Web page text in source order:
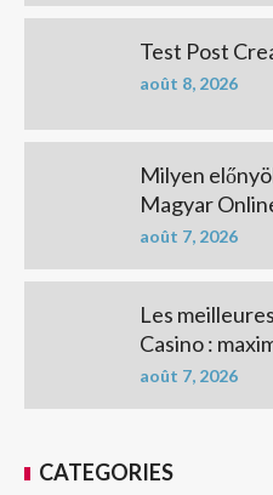
Test Post
août 8, 2026
Milyen
Magyar
août 7, 2026
Les
Casino :
août 7, 2026
CATEGORIES